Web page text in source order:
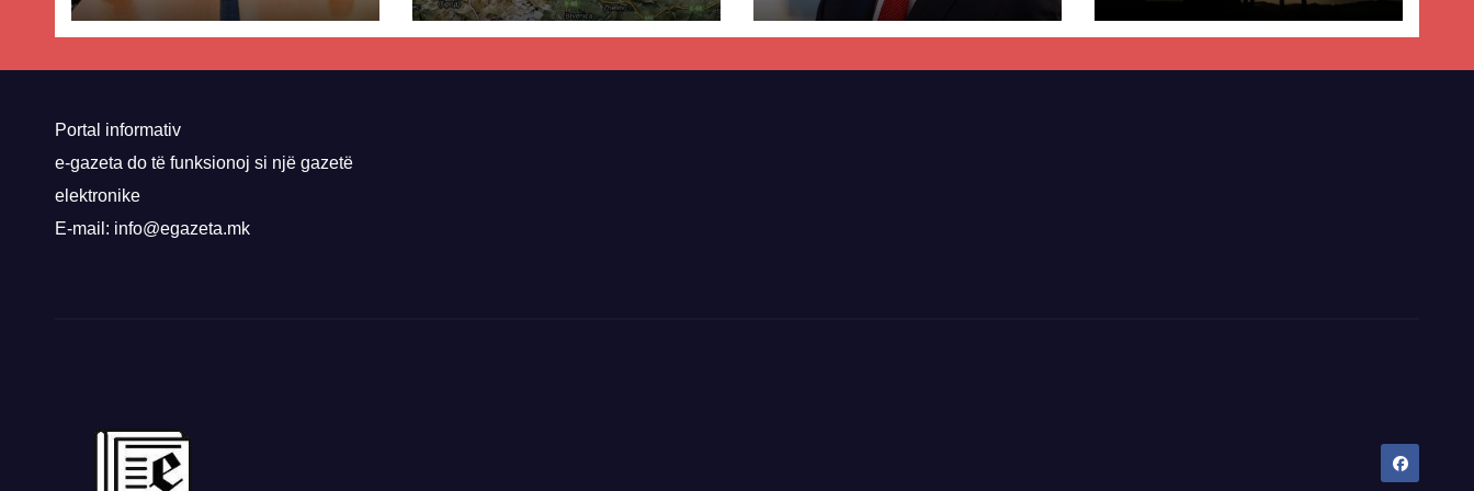
dhe Abdixhikut
projekti i tunelit,
komuna e Tetovës
nis punimet për
rrëzon akuzat për
ndërtimin e
paligjshëm të selisë
Portal informativ
e-gazeta do të funksionoj si një gazetë
elektronike
E-mail: info@egazeta.mk